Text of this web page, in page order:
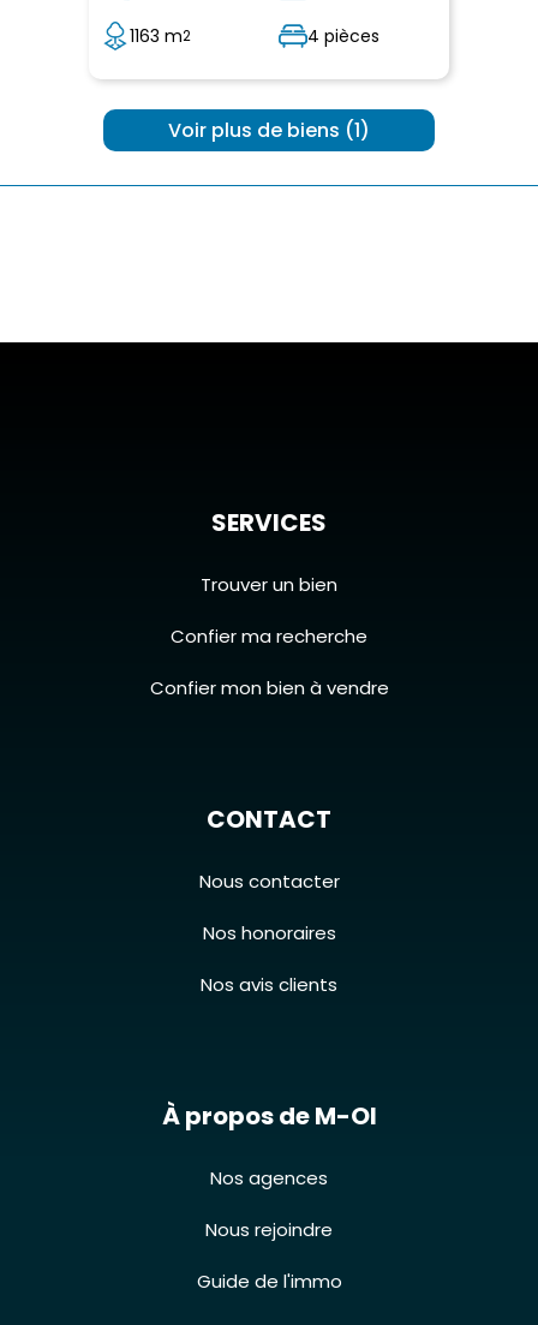
1163 m2 4 pièces
Voir plus de biens (1)
SERVICES
Trouver un bien
Confier ma recherche
Confier mon bien à vendre
CONTACT
Nous contacter
Nos honoraires
Nos avis clients
À propos de M-OI
Nos agences
Nous rejoindre
Guide de l'immo